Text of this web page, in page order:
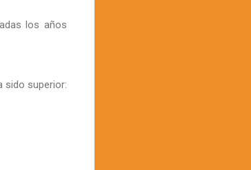
los años
sido superior: